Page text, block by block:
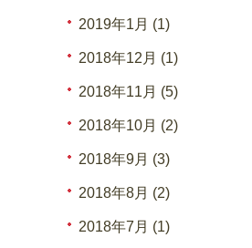
2019年1月 (1)
2018年12月 (1)
2018年11月 (5)
2018年10月 (2)
2018年9月 (3)
2018年8月 (2)
2018年7月 (1)